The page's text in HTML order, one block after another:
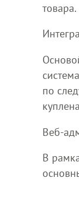
товара.
по
Веб-
В